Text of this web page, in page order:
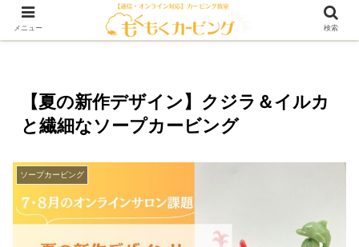
【夏の新作デザイン】クジラ＆イルカ
と繊細なソープカービング
ソープカービング
メニュー 検索